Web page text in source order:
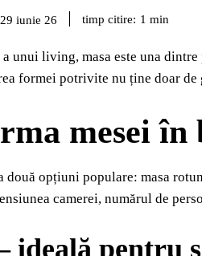
29 iunie 26 timp citire: 1 min
unui living, masa este una
formei potrivite nu ține doar
mesei
opțiuni populare: masa
camerei, numărul de
ideală pentru